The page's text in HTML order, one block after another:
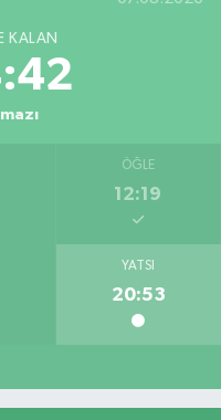
KALAN
ÖĞLE
12:19
YATSI
20:53